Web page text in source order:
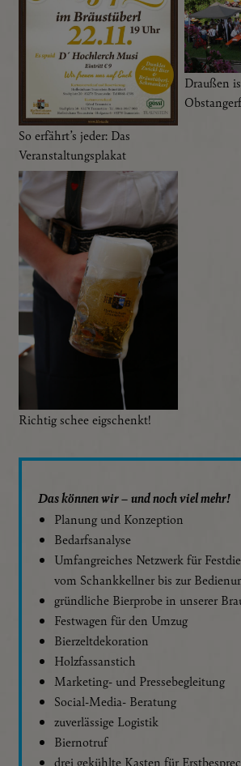
So erfährt’s jeder: Das
Veranstaltungsplakat
Draußen
Richtig schee eigschenkt!
Das können wir – und noch viel mehr!
Planung und Konzeption
Bedarfsanalyse
Umfangreiches Netzwerk für
vom Schankkellner bis zur
gründliche Bierprobe in unserer
Festwagen für den Umzug
Bierzeltdekoration
Holzfassanstich
Marketing- und Pressebegleitung
Social-Media- Beratung
zuverlässige Logistik
Biernotruf
drei gekühlte Kasten für